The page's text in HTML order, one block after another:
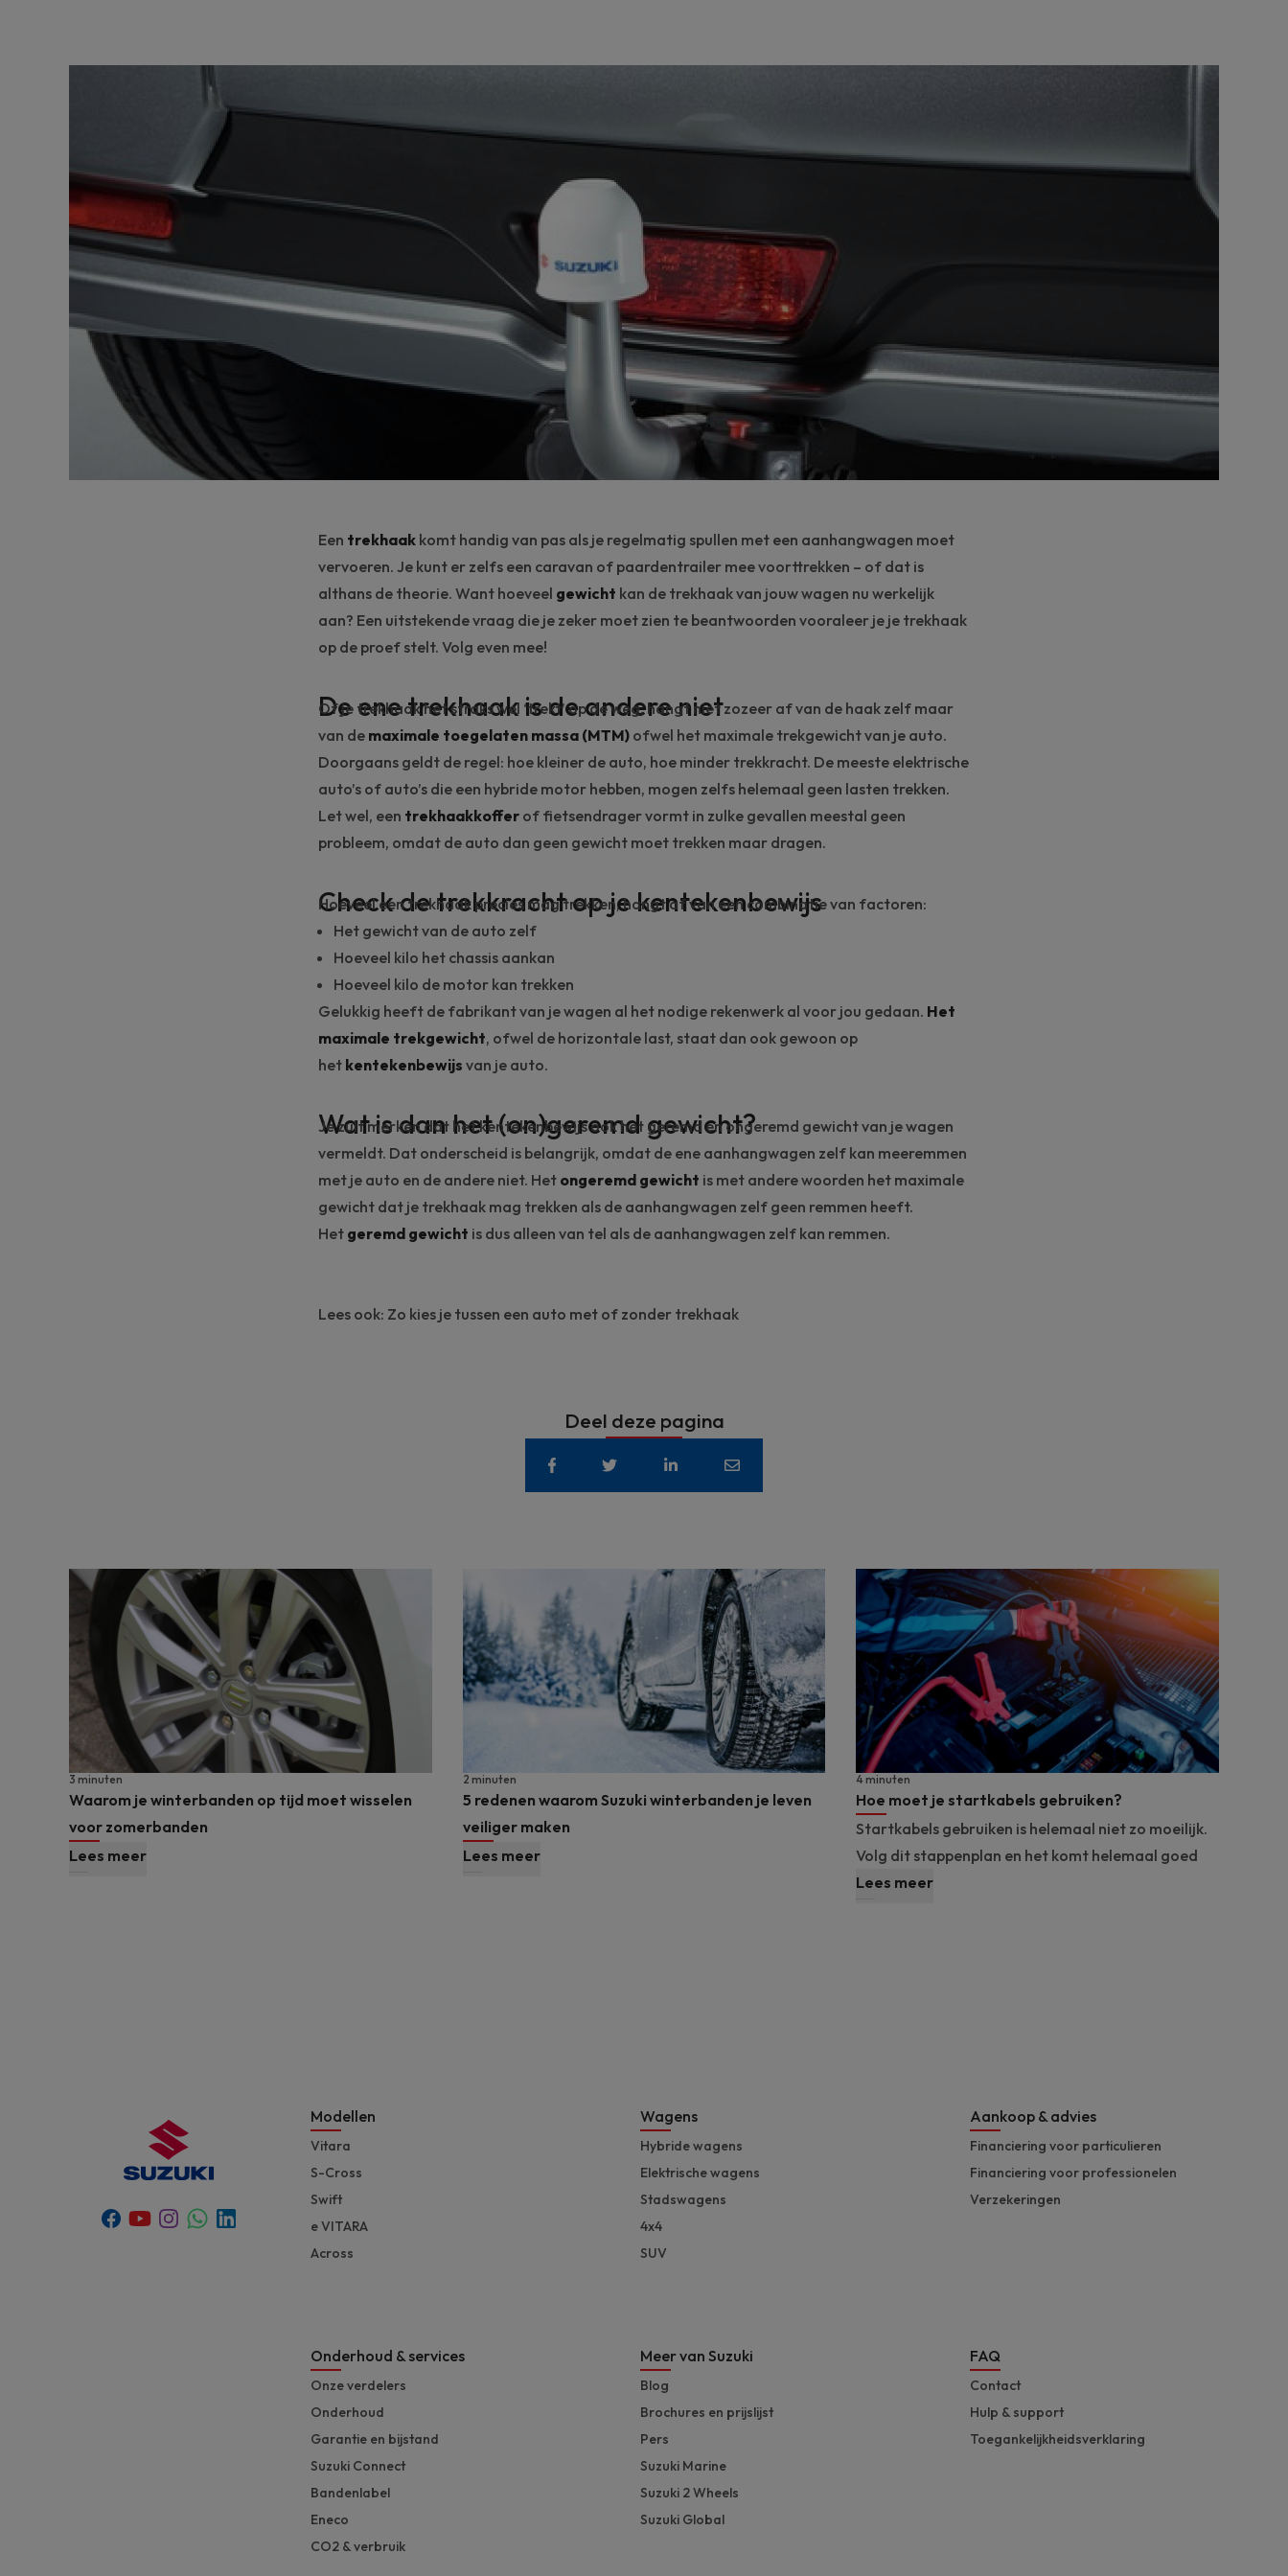
Een trekhaak komt handig van pas als je regelmatig spullen met een aanhangwagen moet
vervoeren. Je kunt er zelfs een caravan of paardentrailer mee voorttrekken – of dat is
althans de theorie. Want hoeveel gewicht kan de trekhaak van jouw wagen nu werkelijk
aan? Een uitstekende vraag die je zeker moet zien te beantwoorden vooraleer je je trekhaak
op de proef stelt. Volg even mee!
De ene trekhaak is de andere niet
Of je trekhaak het straks wel ‘trekt’ op de weg, hangt niet zozeer af van de haak zelf maar
van de maximale toegelaten massa (MTM) ofwel het maximale trekgewicht van je auto.
Doorgaans geldt de regel: hoe kleiner de auto, hoe minder trekkracht. De meeste elektrische
auto’s of auto’s die een hybride motor hebben, mogen zelfs helemaal geen lasten trekken.
Let wel, een trekhaakkoffer of fietsendrager vormt in zulke gevallen meestal geen
probleem, omdat de auto dan geen gewicht moet trekken maar dragen.
Check de trekkracht op je kentekenbewijs
Hoeveel een trekhaak precies mag trekken, hangt af van een combinatie van factoren:
Het gewicht van de auto zelf
Hoeveel kilo het chassis aankan
Hoeveel kilo de motor kan trekken
Gelukkig heeft de fabrikant van je wagen al het nodige rekenwerk al voor jou gedaan. Het
maximale trekgewicht, ofwel de horizontale last, staat dan ook gewoon op
het kentekenbewijs van je auto.
Wat is dan het (on)geremd gewicht?
Je zult merken dat het kentekenbewijs ook het geremd en ongeremd gewicht van je wagen
vermeldt. Dat onderscheid is belangrijk, omdat de ene aanhangwagen zelf kan meeremmen
met je auto en de andere niet. Het ongeremd gewicht is met andere woorden het maximale
gewicht dat je trekhaak mag trekken als de aanhangwagen zelf geen remmen heeft.
Het geremd gewicht is dus alleen van tel als de aanhangwagen zelf kan remmen.
Lees ook: Zo kies je tussen een auto met of zonder trekhaak
Deel deze pagina
Waarom je winterbanden op tijd moet wisselen
voor zomerbanden
3 minuten
Lees meer
5 redenen waarom Suzuki winterbanden je leven
veiliger maken
2 minuten
Lees meer
Hoe moet je startkabels gebruiken?
4 minuten
Startkabels gebruiken is helemaal niet zo moeilijk.
Volg dit stappenplan en het komt helemaal goed
Lees meer
Facebook
YoutubeInstagram
Whatsapp
Linkedin
Modellen
Vitara
S-Cross
Swift
e VITARA
Across
Wagens
Hybride wagens
Elektrische wagens
Stadswagens
4x4
SUV
Aankoop & advies
Financiering voor particulieren
Financiering voor professionelen
Verzekeringen
Onderhoud & services
Onze verdelers
Onderhoud
Garantie en bijstand
Suzuki Connect
Bandenlabel
Eneco
CO2 & verbruik
Meer van Suzuki
Blog
Brochures en prijslijst
Pers
Suzuki Marine
Suzuki 2 Wheels
Suzuki Global
FAQ
Contact
Hulp & support
Toegankelijkheidsverklaring